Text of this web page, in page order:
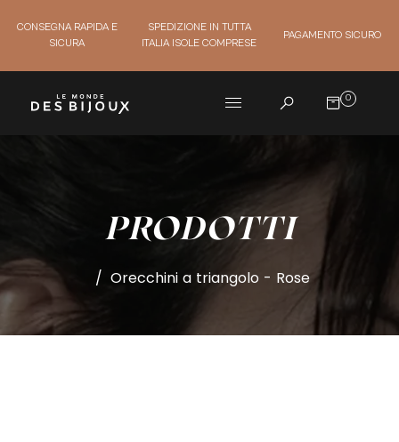
CONSEGNA RAPIDA E
SICURA
SPEDIZIONE IN TUTTA
ITALIA ISOLE COMPRESE
PAGAMENTO SICURO
0
PRODOTTI
/ Orecchini a triangolo - Rose